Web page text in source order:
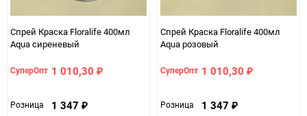
Спрей Краска Floralife 400мл
Aqua сиреневый
СуперОпт 1 010,30 ₽
Розница 1 347 ₽
Спрей Краска Floralife 400мл
Aqua розовый
СуперОпт 1 010,30 ₽
Розница 1 347 ₽